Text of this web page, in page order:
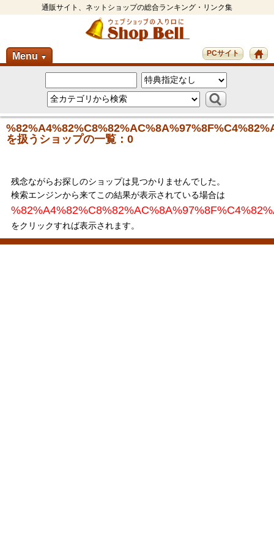
通販サイト、ネットショップの総合ランキング・リンク集
Menu ▼ PCサイト
を扱うショップの一覧：0
残念ながらお探しのショップは見つかりませんでした。
検索エンジンから来てこの結果が表示されている場合は
をクリックすれば表示されます。